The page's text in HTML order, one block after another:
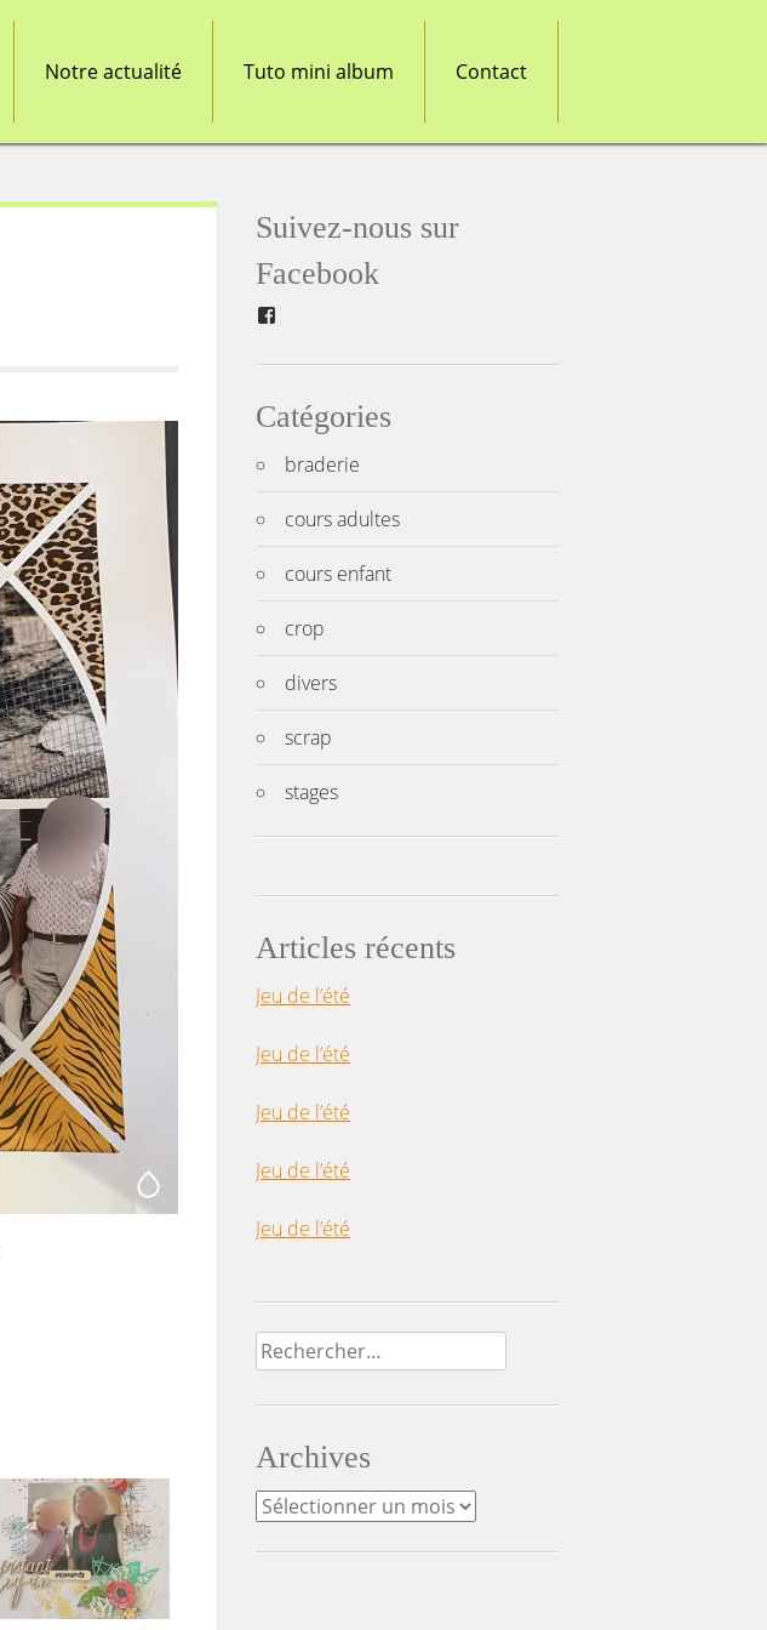
Notre actualité Tuto mini album Contact
Suivez-nous sur
Facebook
Catégories
braderie
cours adultes
cours enfant
crop
divers
scrap
stages
Articles récents
Jeu de l’été
Jeu de l’été
Jeu de l’été
Jeu de l’été
Jeu de l’été
Rechercher :
Archives
Archives